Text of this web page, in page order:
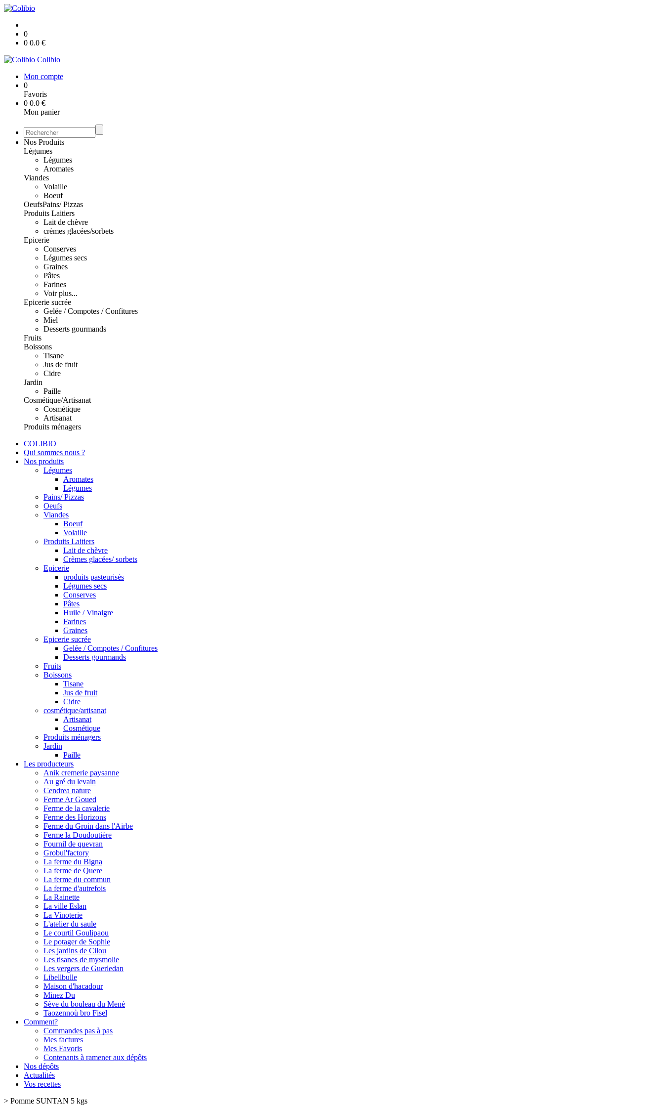
0
0 0.0 €
Colibio
Mon compte
0
Favoris
0 0.0 €
Mon panier
Nos Produits
Légumes
Légumes
Aromates
Viandes
Volaille
Boeuf
OeufsPains/ Pizzas
Produits Laitiers
Lait de chèvre
crèmes glacées/sorbets
Epicerie
Conserves
Légumes secs
Graines
Pâtes
Farines
Voir plus...
Epicerie sucrée
Gelée / Compotes / Confitures
Miel
Desserts gourmands
Fruits
Boissons
Tisane
Jus de fruit
Cidre
Jardin
Paille
Cosmétique/Artisanat
Cosmétique
Artisanat
Produits ménagers
COLIBIO
Qui sommes nous ?
Nos produits
Légumes
Aromates
Légumes
Pains/ Pizzas
Oeufs
Viandes
Boeuf
Volaille
Produits Laitiers
Lait de chèvre
Crèmes glacées/ sorbets
Epicerie
produits pasteurisés
Légumes secs
Conserves
Pâtes
Huile / Vinaigre
Farines
Graines
Epicerie sucrée
Gelée / Compotes / Confitures
Desserts gourmands
Fruits
Boissons
Tisane
Jus de fruit
Cidre
cosmétique/artisanat
Artisanat
Cosmétique
Produits ménagers
Jardin
Paille
Les producteurs
Anik cremerie paysanne
Au gré du levain
Cendrea nature
Ferme Ar Goued
Ferme de la cavalerie
Ferme des Horizons
Ferme du Groin dans l'Airbe
Ferme la Doudoutière
Fournil de quevran
Grobul'factory
La ferme du Bigna
La ferme de Quere
La ferme du commun
La ferme d'autrefois
La Rainette
La ville Eslan
La Vinoterie
L'atelier du saule
Le courtil Goulipaou
Le potager de Sophie
Les jardins de Cilou
Les tisanes de mysmolie
Les vergers de Guerledan
Libellbulle
Maison d'hacadour
Minez Du
Sève du bouleau du Mené
Taozennoù bro Fisel
Comment?
Commandes pas à pas
Mes factures
Mes Favoris
Contenants à ramener aux dépôts
Nos dépôts
Actualités
Vos recettes
> Pomme SUNTAN 5 kgs